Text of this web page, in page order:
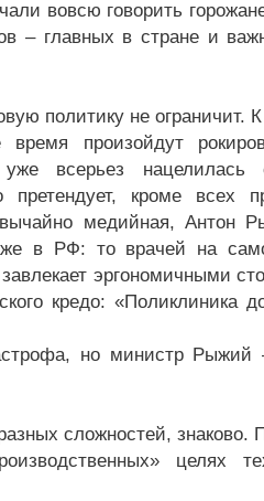
вовсю говорить
– главных в стране и
политику не ограничит.
произойдут
всерьез нацелилась
кроме всех
медийная, Антон
в РФ: то врачей на
эргономичными
кредо: «Поликлиника
но министр Рыжий
сложностей, знаково.
целях